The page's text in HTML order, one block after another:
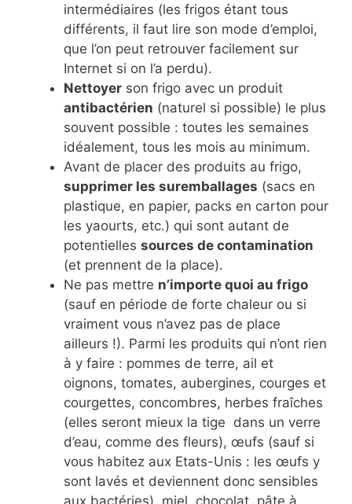
intermédiaires (les frigos étant tous
différents, il faut lire son mode d’emploi,
que l’on peut retrouver facilement sur
Internet si on l’a perdu).
Nettoyer son frigo avec un produit
antibactérien (naturel si possible) le plus
souvent possible : toutes les semaines
idéalement, tous les mois au minimum.
Avant de placer des produits au frigo,
supprimer les suremballages (sacs en
plastique, en papier, packs en carton pour
les yaourts, etc.) qui sont autant de
potentielles sources de contamination
(et prennent de la place).
Ne pas mettre n’importe quoi au frigo
(sauf en période de forte chaleur ou si
vraiment vous n’avez pas de place
ailleurs !). Parmi les produits qui n’ont rien
à y faire : pommes de terre, ail et
oignons, tomates, aubergines, courges et
courgettes, concombres, herbes fraîches
(elles seront mieux la tige dans un verre
d’eau, comme des fleurs), œufs (sauf si
vous habitez aux Etats-Unis : les œufs y
sont lavés et deviennent donc sensibles
aux bactéries), miel, chocolat, pâte à